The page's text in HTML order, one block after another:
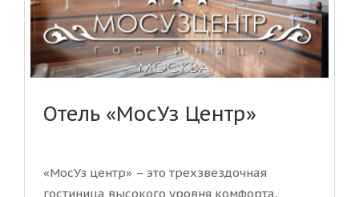
Отель «МосУз Центр»
«МосУз центр» – это трехзвездочная
гостиница высокого уровня комфорта,